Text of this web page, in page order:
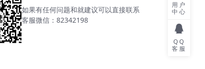
如果有任何问题和就建议可以直接联系
客服微信：82342198
用户
中心
QQ
客服